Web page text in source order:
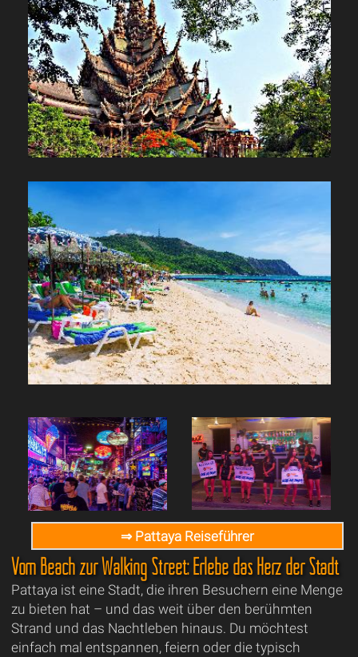
⇒ Pattaya Reiseführer
Vom Beach zur Walking Street: Erlebe das Herz der Stadt
Pattaya ist eine Stadt, die ihren Besuchern eine Menge
zu bieten hat – und das weit über den berühmten
Strand und das Nachtleben hinaus. Du möchtest
einfach mal entspannen, feiern oder die typisch